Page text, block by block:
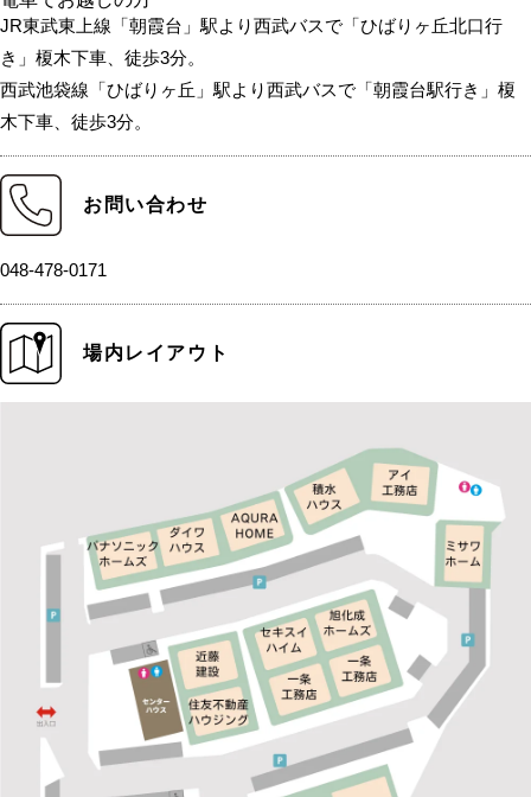
JR東武東上線「朝霞台」駅より西武バスで「ひばりヶ丘北口行
き」榎木下車、徒歩3分。
西武池袋線「ひばりヶ丘」駅より西武バスで「朝霞台駅行き」榎
木下車、徒歩3分。
お問い合わせ
048-478-0171
場内レイアウト